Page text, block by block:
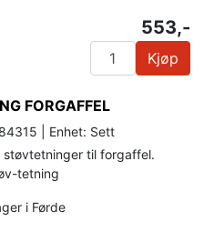
553,-
Kjøp
FORGAFFEL
| Enhet: Sett
støvtetninger til forgaffel.
tetning
i Førde